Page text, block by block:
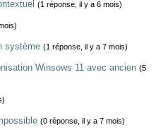
(1 réponse, il y a 6 mois)
système (1 réponse, il y a 7 mois)
Winsows 11 avec ancien (5
(0 réponse, il y a 7 mois)